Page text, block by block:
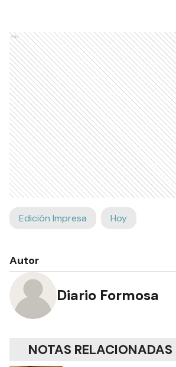
Ads
Edición Impresa Hoy
Autor
Diario Formosa
NOTAS RELACIONADAS